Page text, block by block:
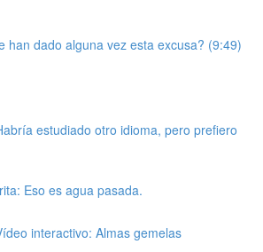
han dado alguna vez esta excusa? (9:49)
estudiado otro idioma, pero prefiero
Eso es agua pasada.
interactivo: Almas gemelas